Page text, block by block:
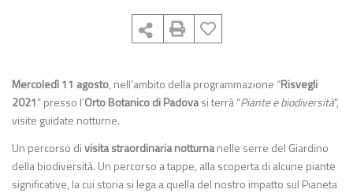
Mercoledì 11 agosto, nell’ambito della programmazione “Risvegli
2021” presso l’Orto Botanico di Padovasi terrà “Piante e biodiversità“,
visite guidate notturne.
Un percorso divisita straordinaria notturnanelle serre del Giardino
della biodiversità. Un percorso a tappe, alla scoperta di alcune piante
significative, la cui storia si lega a quella del nostro impatto sul Pianeta